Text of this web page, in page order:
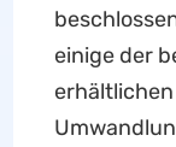
einige der